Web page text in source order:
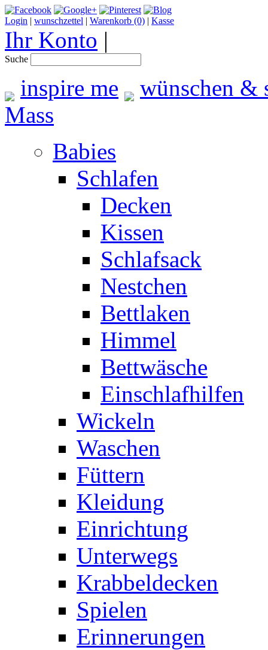
Login | wunschzettel | Warenkorb (0) | Kasse
Ihr Konto |
Suche
inspire me
wünschen &
Mass
Babies
Schlafen
Decken
Kissen
Schlafsack
Nestchen
Bettlaken
Himmel
Bettwäsche
Einschlafhilfen
Wickeln
Waschen
Füttern
Kleidung
Einrichtung
Unterwegs
Krabbeldecken
Spielen
Erinnerungen